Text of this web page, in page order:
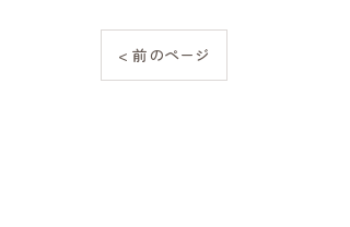
< 前のページ